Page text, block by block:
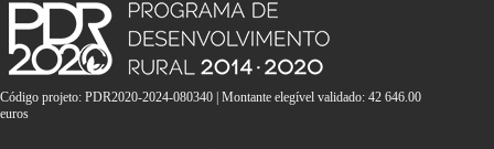
Código projeto: PDR2020-2024-080340 | Montante elegível validado: 42 646.00
euros